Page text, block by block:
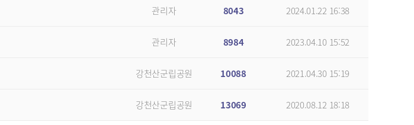
관리자 8043 2024.01.22 16:38
관리자 8984 2023.04.10 15:52
강천산군립공원 10088 2021.04.30 15:19
강천산군립공원 13069 2020.08.12 18:18